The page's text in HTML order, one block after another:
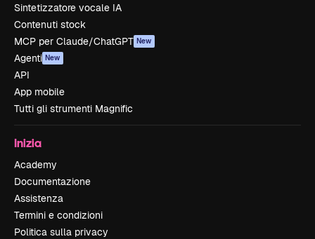
Sintetizzatore vocale IA
Contenuti stock
MCP per Claude/ChatGPT New
Agenti New
API
App mobile
Tutti gli strumenti Magnific
Inizia
Academy
Documentazione
Assistenza
Termini e condizioni
Politica sulla privacy